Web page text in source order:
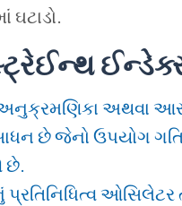
ઘટાડો.
અનુક્રમણિકા અથવા
છે જેનો ઉપયોગ
છે.
ઓસિલેટર